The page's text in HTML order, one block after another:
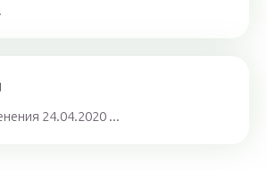
24.04.2020 ...